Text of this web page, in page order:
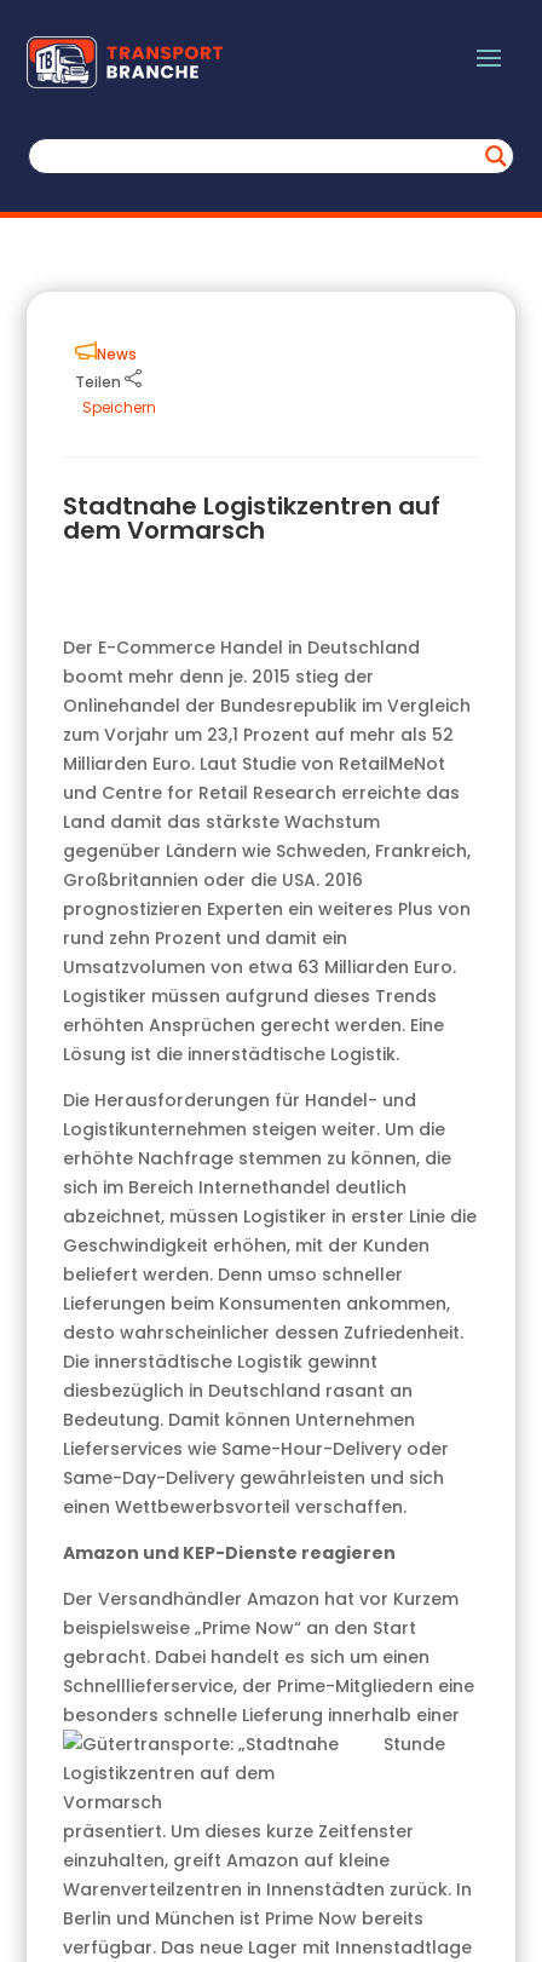
News
Teilen
Speichern
Stadtnahe Logistikzentren auf
dem Vormarsch
Der E-Commerce Handel in Deutschland
boomt mehr denn je. 2015 stieg der
Onlinehandel der Bundesrepublik im Vergleich
zum Vorjahr um 23,1 Prozent auf mehr als 52
Milliarden Euro. Laut Studie von RetailMeNot
und Centre for Retail Research erreichte das
Land damit das stärkste Wachstum
gegenüber Ländern wie Schweden, Frankreich,
Großbritannien oder die USA. 2016
prognostizieren Experten ein weiteres Plus von
rund zehn Prozent und damit ein
Umsatzvolumen von etwa 63 Milliarden Euro.
Logistiker müssen aufgrund dieses Trends
erhöhten Ansprüchen gerecht werden. Eine
Lösung ist die innerstädtische Logistik.
Die Herausforderungen für Handel- und
Logistikunternehmen steigen weiter. Um die
erhöhte Nachfrage stemmen zu können, die
sich im Bereich Internethandel deutlich
abzeichnet, müssen Logistiker in erster Linie die
Geschwindigkeit erhöhen, mit der Kunden
beliefert werden. Denn umso schneller
Lieferungen beim Konsumenten ankommen,
desto wahrscheinlicher dessen Zufriedenheit.
Die innerstädtische Logistik gewinnt
diesbezüglich in Deutschland rasant an
Bedeutung. Damit können Unternehmen
Lieferservices wie Same-Hour-Delivery oder
Same-Day-Delivery gewährleisten und sich
einen Wettbewerbsvorteil verschaffen.
Amazon und KEP-Dienste reagieren
Der Versandhändler Amazon hat vor Kurzem
beispielsweise „Prime Now“ an den Start
gebracht. Dabei handelt es sich um einen
Schnelllieferservice, der Prime-Mitgliedern eine
besonders schnelle Lieferung innerhalb einer
Stunde
präsentiert. Um dieses kurze Zeitfenster
einzuhalten, greift Amazon auf kleine
Warenverteilzentren in Innenstädten zurück. In
Berlin und München ist Prime Now bereits
verfügbar. Das neue Lager mit Innenstadtlage